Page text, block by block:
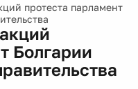
протеста парламент
Болгарии